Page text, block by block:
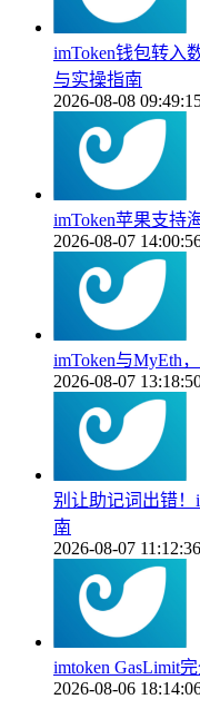
imToken钱包转入
与实操指南
2026-08-08
imToken苹果支持
2026-08-07
imToken与MyEth
2026-08-07
别让助记词出错！
南
2026-08-07 11:12:36
imtoken GasLimit
2026-08-06